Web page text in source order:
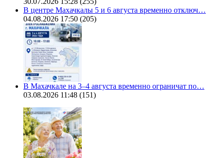
В центре Махачкалы 5 и 6 августа временно отключ…
04.08.2026 17:50 (205)
В Махачкале на 3–4 августа временно ограничат по…
03.08.2026 11:48 (151)